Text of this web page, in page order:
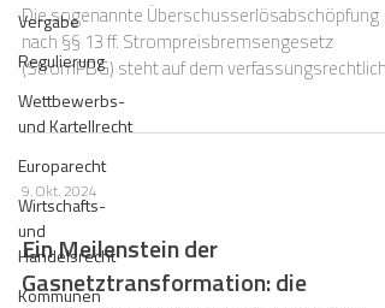
Vergabe
Regulierung
Wettbewerbs-
und Kartellrecht
Europarecht
Wirtschafts-
und
Handelsrecht
Kommunen
Die sogenannte Überschusserlösabschöpfung
nach §§ 13 ff. Strompreisbremsengesetz
(StromPBG) steht auf dem
Prüfstand.
9. Okt. 2024
Ein Meilenstein der
Gasnetztransformation: die